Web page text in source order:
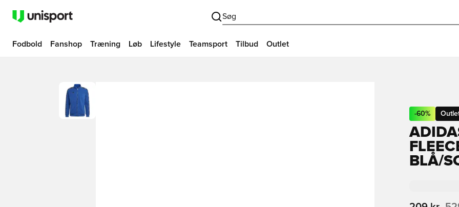
Søg
Fodbold Fanshop Træning Løb Lifestyle Teamsport Tilbud Outlet
-60%
BLÅ/